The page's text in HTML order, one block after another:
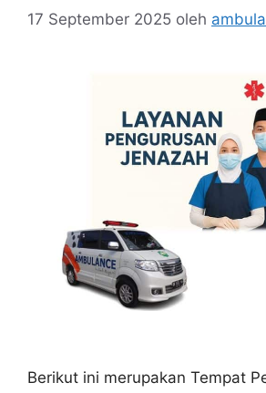
17 September 2025 oleh
Berikut ini merupakan Tempat